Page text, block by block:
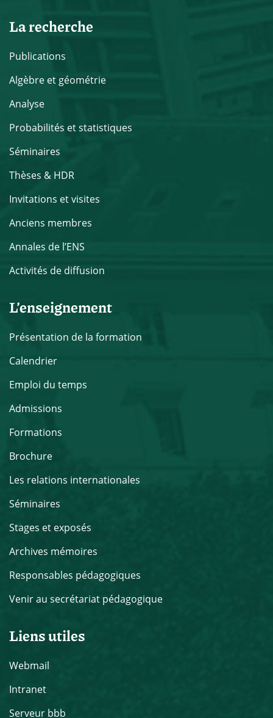
La recherche
Publications
Algèbre et géométrie
Analyse
Probabilités et statistiques
Séminaires
Thèses & HDR
Invitations et visites
Anciens membres
Annales de l’ENS
Activités de diffusion
L’enseignement
Présentation de la formation
Calendrier
Emploi du temps
Admissions
Formations
Brochure
Les relations internationales
Séminaires
Stages et exposés
Archives mémoires
Responsables pédagogiques
Venir au secrétariat pédagogique
Liens utiles
Webmail
Intranet
Serveur bbb